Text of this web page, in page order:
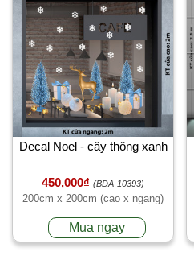
Decal Noel - cây thông xanh
450,000₫ (BDA-10393)
200cm x 200cm (cao x ngang)
Mua ngay